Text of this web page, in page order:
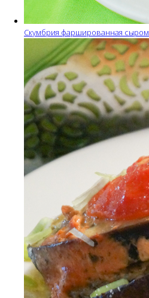
Скумбрия фаршированная сыром